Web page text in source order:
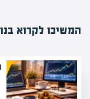
המשיכו לקרוא